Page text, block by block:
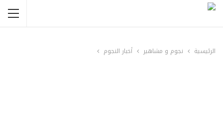
الرئيسية نجوم و مشاهير أخبار النجوم